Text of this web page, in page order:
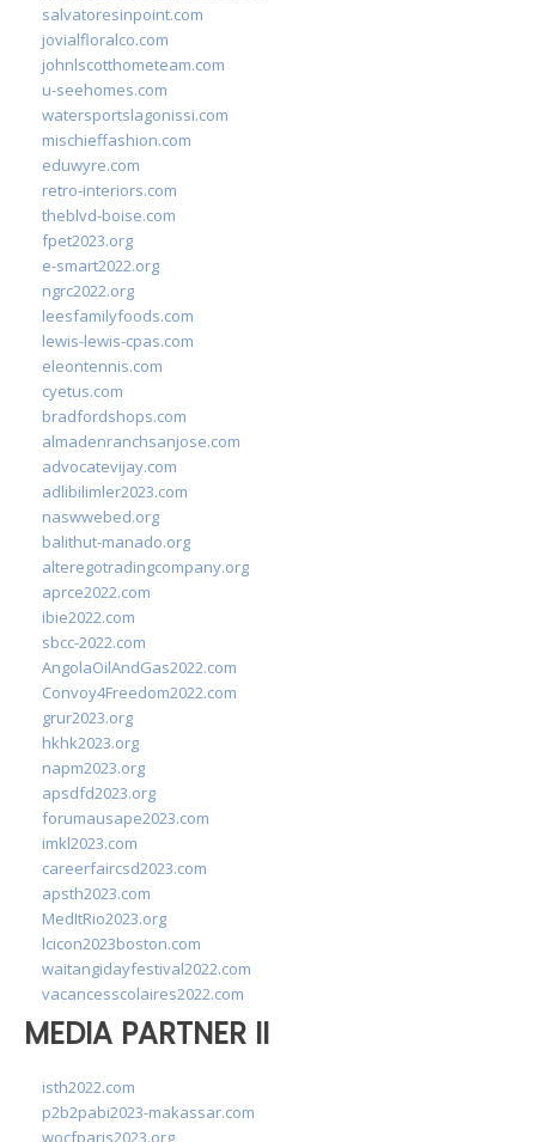
salvatoresinpoint.com
jovialfloralco.com
johnlscotthometeam.com
u-seehomes.com
watersportslagonissi.com
mischieffashion.com
eduwyre.com
retro-interiors.com
theblvd-boise.com
fpet2023.org
e-smart2022.org
ngrc2022.org
leesfamilyfoods.com
lewis-lewis-cpas.com
eleontennis.com
cyetus.com
bradfordshops.com
almadenranchsanjose.com
advocatevijay.com
adlibilimler2023.com
naswwebed.org
balithut-manado.org
alteregotradingcompany.org
aprce2022.com
ibie2022.com
sbcc-2022.com
AngolaOilAndGas2022.com
Convoy4Freedom2022.com
grur2023.org
hkhk2023.org
napm2023.org
apsdfd2023.org
forumausape2023.com
imkl2023.com
careerfaircsd2023.com
apsth2023.com
MedItRio2023.org
lcicon2023boston.com
waitangidayfestival2022.com
vacancesscolaires2022.com
MEDIA PARTNER II
isth2022.com
p2b2pabi2023-makassar.com
wocfparis2023.org